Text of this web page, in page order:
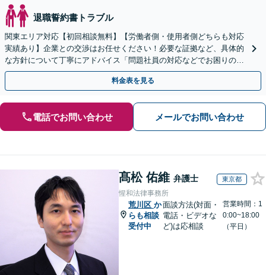
退職誓約書トラブル
関東エリア対応【初回相談無料】【労働者側・使用者側どちらも対応
実績あり】企業との交渉はお任せください！必要な証拠など、具体的
な方針について丁寧にアドバイス「問題社員の対応などでお困りの企
業さまも、ぜひご相談ください」【休日・夜間相談可】
料金表を見る
電話でお問い合わせ メールでお問い合わせ
髙松 佑維 弁護士 東京都
惺和法律事務所
荒川区 か
らも相談
受付中
面談方法(対面・
電話・ビデオな
ど)は応相談
営業時間：1
0:00~18:00
（平日）